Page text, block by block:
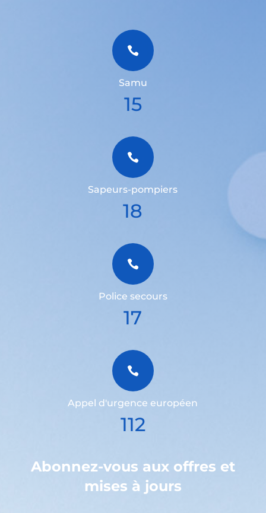

Samu
15

Sapeurs-pompiers
18

Police secours
17

Appel d'urgence européen
112
Abonnez-vous aux offres et
mises à jours